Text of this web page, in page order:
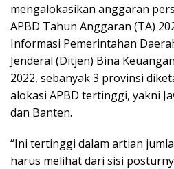
mengalokasikan anggaran
APBD Tahun Anggaran (TA)
Informasi Pemerintahan
Jenderal (Ditjen) Bina
2022, sebanyak 3 provinsi
alokasi APBD tertinggi, yakni
dan Banten.
“Ini tertinggi dalam artian
harus melihat dari sisi